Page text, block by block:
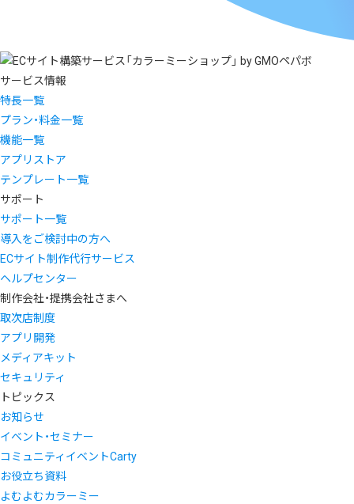
サービス情報
特長一覧
プラン・料金一覧
機能一覧
アプリストア
テンプレート一覧
サポート
サポート一覧
導入をご検討中の方へ
ECサイト制作代行サービス
ヘルプセンター
制作会社・提携会社さまへ
取次店制度
アプリ開発
メディアキット
セキュリティ
トピックス
お知らせ
イベント・セミナー
コミュニティイベントCarty
お役立ち資料
よむよむカラーミー